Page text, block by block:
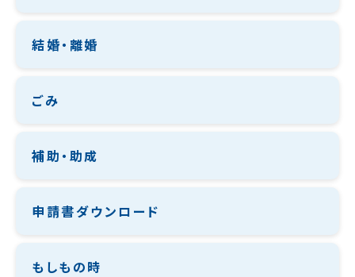
結婚・離婚
ごみ
補助・助成
申請書ダウンロード
もしもの時